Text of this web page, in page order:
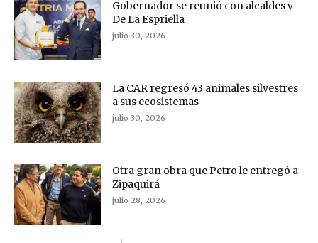
Gobernador se reunió con alcaldes y
De La Espriella
julio 30, 2026
La CAR regresó 43 animales silvestres
a sus ecosistemas
julio 30, 2026
Otra gran obra que Petro le entregó a
Zipaquirá
julio 28, 2026